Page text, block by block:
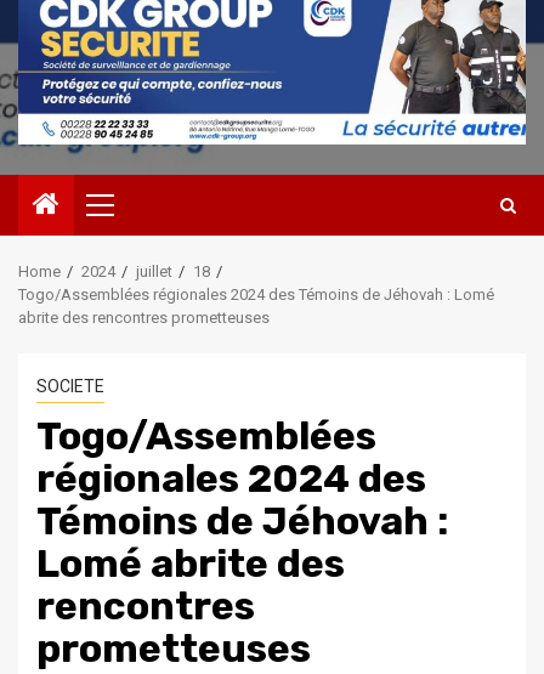
Primary
Menu
Home 2024 juillet
18
Togo/Assemblées régionales 2024 des Témoins de Jéhovah : Lomé
abrite des rencontres prometteuses
SOCIETE
Togo/Assemblées
régionales 2024 des
Témoins de Jéhovah :
Lomé abrite des
rencontres
prometteuses